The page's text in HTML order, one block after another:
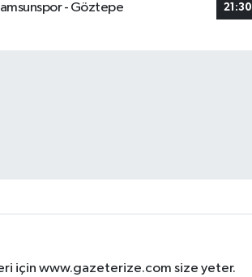
- Göztepe
21:30
için www.gazeterize.com size yeter.